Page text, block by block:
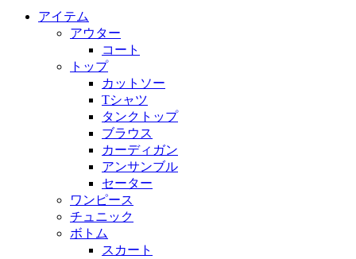
アイテム
アウター
コート
トップ
カットソー
Tシャツ
タンクトップ
ブラウス
カーディガン
アンサンブル
セーター
ワンピース
チュニック
ボトム
スカート